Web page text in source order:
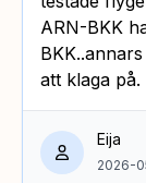
ARN-BKK
att klaga på.
Eija
2026-